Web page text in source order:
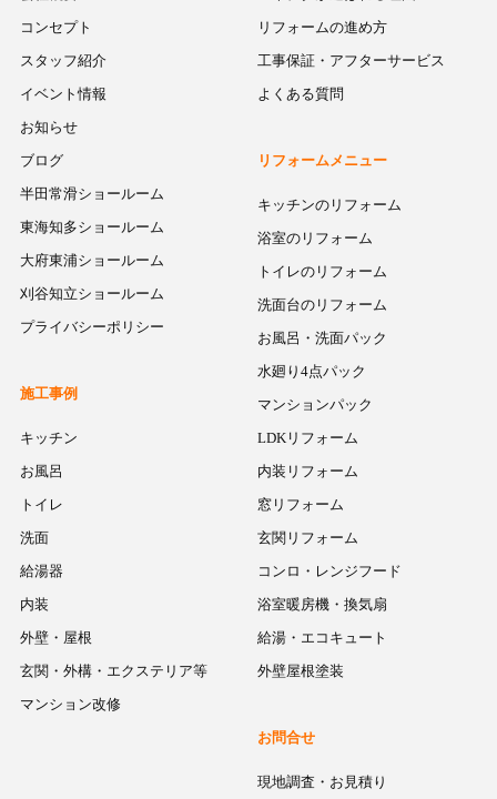
コンセプト
スタッフ紹介
イベント情報
お知らせ
ブログ
半田常滑ショールーム
東海知多ショールーム
大府東浦ショールーム
刈谷知立ショールーム
プライバシーポリシー
リフォームの進め方
工事保証・アフターサービス
よくある質問
リフォームメニュー
キッチンのリフォーム
浴室のリフォーム
トイレのリフォーム
洗面台のリフォーム
お風呂・洗面パック
水廻り4点パック
マンションパック
LDKリフォーム
内装リフォーム
窓リフォーム
玄関リフォーム
コンロ・レンジフード
浴室暖房機・換気扇
給湯・エコキュート
外壁屋根塗装
施工事例
キッチン
お風呂
トイレ
洗面
給湯器
内装
外壁・屋根
玄関・外構・エクステリア等
マンション改修
お問合せ
現地調査・お見積り